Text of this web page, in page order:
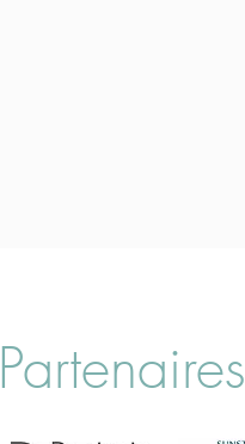
Partenaires